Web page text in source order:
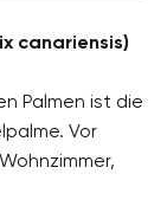
canariensis)
Palmen ist die
Vor